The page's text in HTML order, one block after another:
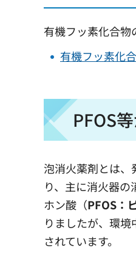
有機フッ素化合物
有機フッ素化
PFOS
泡消火薬剤とは
り、主に消火器
ホン酸（PFOS：
りましたが、環
されています。